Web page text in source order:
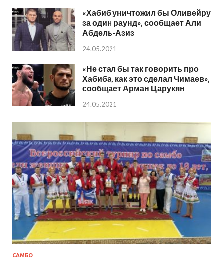
«Хабиб уничтожил бы Оливейру
за один раунд», сообщает Али
Абдель-Азиз
24.05.2021
«Не стал бы так говорить про
Хабиба, как это сделал Чимаев»,
сообщает Арман Царукян
24.05.2021
САМБО